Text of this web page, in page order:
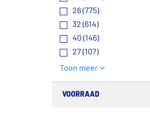
26 (775)
32 (614)
40 (146)
27 (107)
Toon meer
VOORRAAD